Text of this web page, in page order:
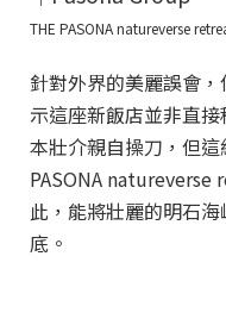
THE PASONA natureverse
針對外界的美麗誤會
示這座新飯店並非直
本壯介親自操刀，但
PASONA
此，能將壯麗的明石
底。